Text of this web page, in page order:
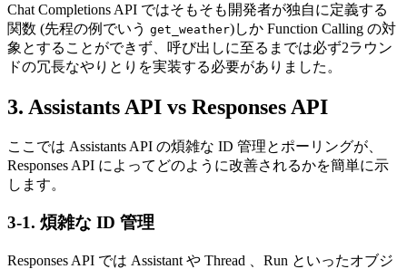
Chat Completions API ではそもそも開発者が独自に定義する
関数 (先程の例でいう get_weather)しか Function Calling の対
象とすることができず、呼び出しに至るまでは必ず2ラウン
ドの冗長なやりとりを実装する必要がありました。
3. Assistants API vs Responses API
ここでは Assistants API の煩雑な ID 管理とポーリングが、
Responses API によってどのように改善されるかを簡単に示
します。
3-1. 煩雑な ID 管理
Responses API では Assistant や Thread 、Run といったオブジ